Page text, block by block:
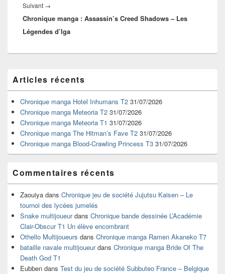
Suivant →
suivant :
Chronique manga : Assassin’s Creed Shadows – Les
Légendes d’Iga
principale
de
widget
pour
barre
latérale
Articles récents
Chronique manga Hotel Inhumans T2 31/07/2026
Chronique manga Meteoria T2 31/07/2026
Chronique manga Meteoria T1 31/07/2026
Chronique manga The Hitman’s Fave T2 31/07/2026
Chronique manga Blood-Crawling Princess T3 31/07/2026
Commentaires récents
Zaouiya dans Chronique jeu de société Jujutsu Kaisen – Le
tournoi des lycées jumelés
Snake multijoueurdans Chronique bande dessinée L’Académie
Clair-Obscur T1 Un élève encombrant
Othello Multijoueurs dans Chronique manga Ramen Akaneko T7
bataille navale multijoueurdans Chronique manga Bride Of The
Death God T1
Eubben dans Test du jeu de société Subbuteo France – Belgique